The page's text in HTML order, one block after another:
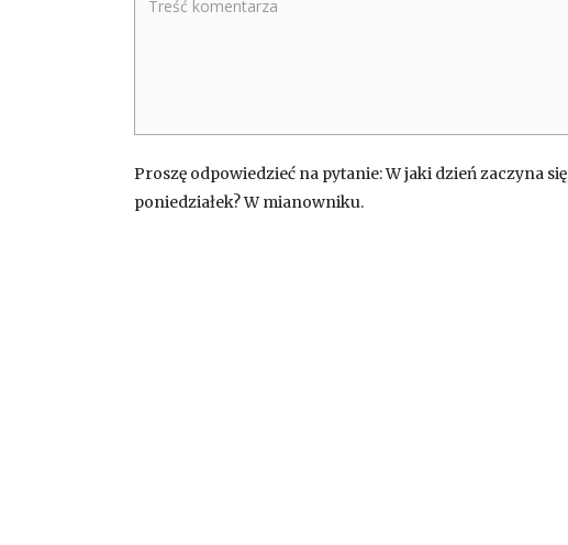
Proszę odpowiedzieć na pytanie: W jaki dzień zaczyna się
poniedziałek? W mianowniku.